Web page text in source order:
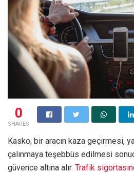
0
SHARES
Kasko; bir aracın kaza geçirmesi,
çalınmaya teşebbüs edilmesi
güvence altına alır. Trafik